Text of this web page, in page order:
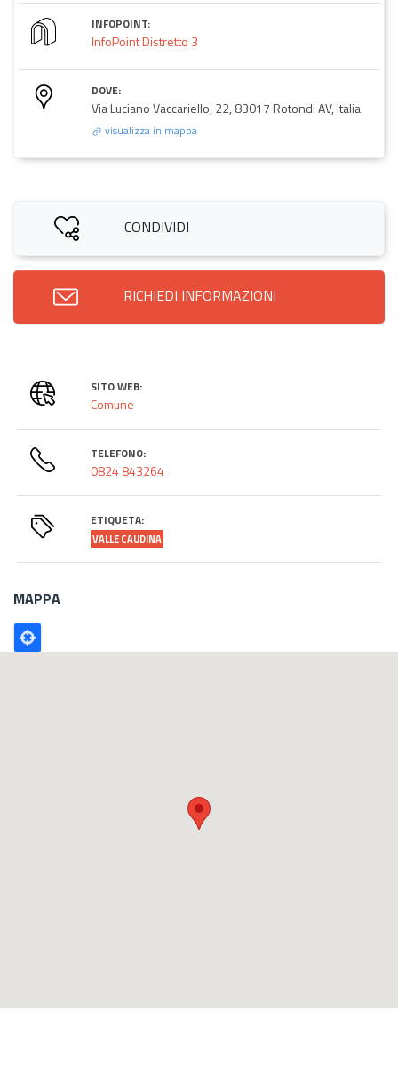
INFOPOINT:
InfoPoint Distretto 3
DOVE:
Via Luciano Vaccariello, 22, 83017 Rotondi AV, Italia
visualizza in mappa
CONDIVIDI
RICHIEDI INFORMAZIONI
SITO WEB:
Comune
TELEFONO:
0824 843264
ETIQUETA:
VALLE CAUDINA
MAPPA
Poligono
GEO